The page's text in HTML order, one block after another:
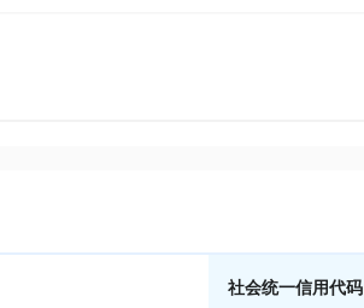
社会统一信用代码